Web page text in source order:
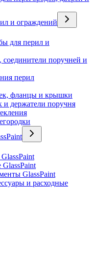
и ограждений
для перил и
поручней и
перил
фланцы и крышки
и держатели поручня
GlassPaint
и расходные